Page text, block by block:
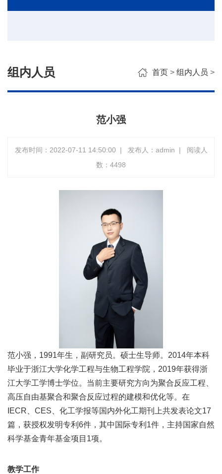
组内人员 首页 > 组内人员 >
范小强
发布时间：2022-07-11 14:50:00 | 发布人：admin | 阅读人
数： 4498
范小强，1991年生，副研究员。硕士生导师。2014年本科
毕业于浙江大学化学工程与生物工程学院，2019年获得浙
江大学工学博士学位。当前主要研究方向为聚合反应工程、
高压自由基聚合和聚合反应过程的建模和优化等。在
IECR、CES、化工学报等国内外化工期刊上共发表论文17
篇，获授权发明专利6件，其中国际专利1件，主持国家自然
科学基金青年基金项目1项。
教学工作